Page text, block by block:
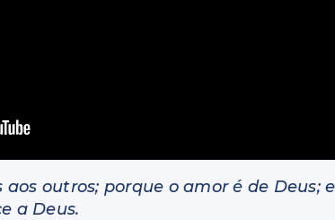
aos outros; porque o amor é de Deus;
a Deus.